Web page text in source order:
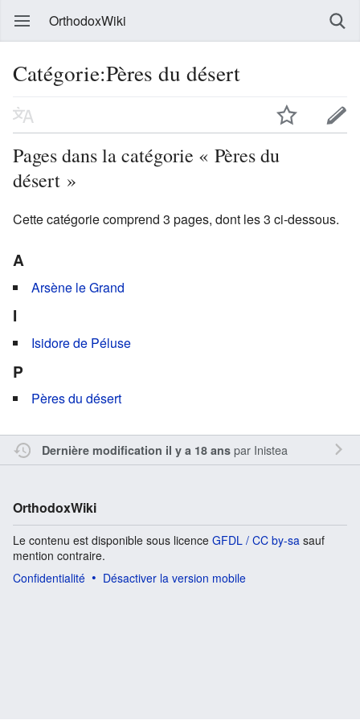
OrthodoxWiki
Catégorie:Pères du désert
Pages dans la catégorie « Pères du
désert »
Cette catégorie comprend 3 pages, dont les 3 ci-dessous.
A
Arsène le Grand
I
Isidore de Péluse
P
Pères du désert
Dernière modification il y a 18 anspar Inistea
OrthodoxWiki
Le contenu est disponible sous licence GFDL / CC by-sa sauf
mention contraire.
Confidentialité
Désactiver la version mobile